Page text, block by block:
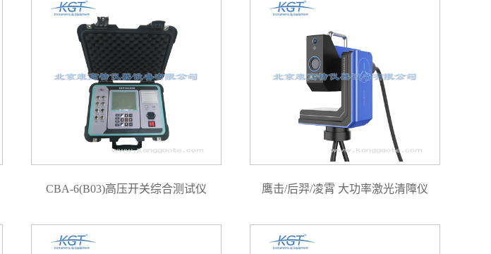
CBA-6(B03)高压开关综合测试仪 鹰击/后羿/凌霄 大功率激光清障仪